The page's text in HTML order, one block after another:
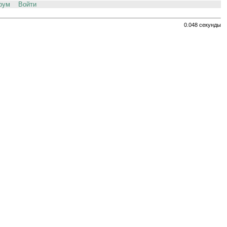
Войти
0.048 секунды